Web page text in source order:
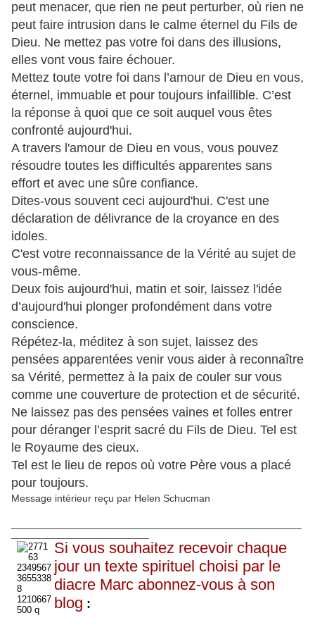
peut menacer, que rien ne peut perturber, où rien ne
peut faire intrusion dans le calme éternel du Fils de
Dieu. Ne mettez pas votre foi dans des illusions,
elles vont vous faire échouer.
Mettez toute votre foi dans l’amour de Dieu en vous,
éternel, immuable et pour toujours infaillible. C’est
la réponse à quoi que ce soit auquel vous êtes
confronté aujourd'hui.
A travers l'amour de Dieu en vous, vous pouvez
résoudre toutes les difficultés apparentes sans
effort et avec une sûre confiance.
Dites-vous souvent ceci aujourd'hui. C'est une
déclaration de délivrance de la croyance en des
idoles.
C'est votre reconnaissance de la Vérité au sujet de
vous-même.
Deux fois aujourd'hui, matin et soir, laissez l'idée
d’aujourd'hui plonger profondément dans votre
conscience.
Répétez-la, méditez à son sujet, laissez des
pensées apparentées venir vous aider à reconnaître
sa Vérité, permettez à la paix de couler sur vous
comme une couverture de protection et de sécurité.
Ne laissez pas des pensées vaines et folles entrer
pour déranger l’esprit sacré du Fils de Dieu. Tel est
le Royaume des cieux.
Tel est le lieu de repos où votre Père vous a placé
pour toujours.
Message intérieur reçu par Helen Schucman
Si vous souhaitez recevoir chaque
jour un texte spirituel choisi par le
diacre Marc abonnez-vous à son
blog :